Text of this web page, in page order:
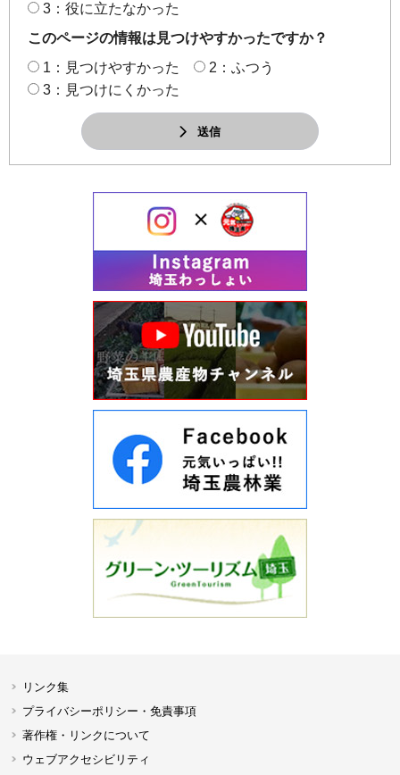
3：役に立たなかった
このページの情報は見つけやすかったですか？
1：見つけやすかった
2：ふつう
3：見つけにくかった
送信
リンク集
プライバシーポリシー・免責事項
著作権・リンクについて
ウェブアクセシビリティ